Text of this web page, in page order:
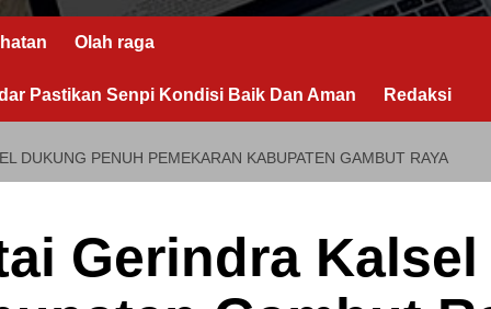
Olah raga
Pastikan Senpi Kondisi Baik Dan Aman Redaksi
DUKUNG PENUH PEMEKARAN KABUPATEN GAMBUT RAYA
Gerindra